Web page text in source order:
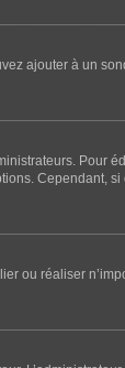
ajouter à un
ou réaliser